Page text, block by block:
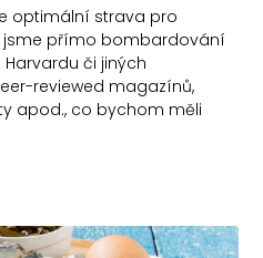
optimální strava pro
jsme přímo bombardování
či jiných
reviewed magazínů,
apod., co bychom měli